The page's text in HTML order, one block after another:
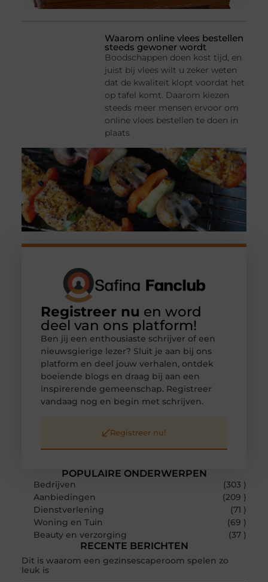
Waarom online vlees bestellen
steeds gewoner wordt
Boodschappen doen kost tijd, en
juist bij vlees wilt u zeker weten
dat de kwaliteit klopt voordat het
op tafel komt. Daarom kiezen
steeds meer mensen ervoor om
online vlees bestellen te doen in
plaats
POPULAIRE ONDERWERPEN
Bedrijven
(303 )
Aanbiedingen
(209 )
Dienstverlening
(71 )
Woning en Tuin
(69 )
Beauty en verzorging
(37 )
RECENTE BERICHTEN
Dit is waarom een gezinsescaperoom spelen zo
leuk is
Registreer nu en word
deel van ons platform!
Ben jij een enthousiaste schrijver of een
nieuwsgierige lezer? Sluit je aan bij ons
platform en deel jouw verhalen, ontdek
boeiende blogs en draag bij aan een
inspirerende gemeenschap. Registreer
vandaag nog en begin met schrijven.
Registreer nu!